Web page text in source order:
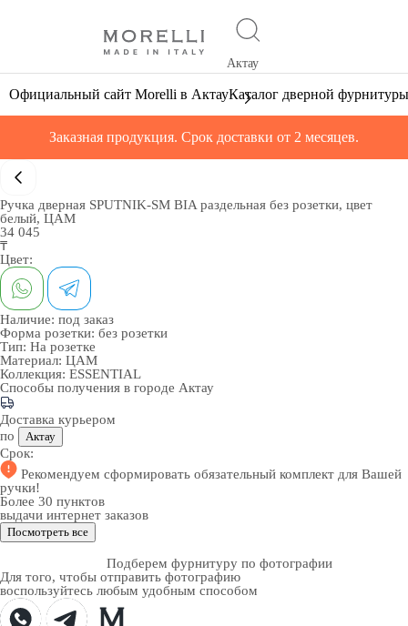
Актау
Официальный сайт Morelli в АктауКаталог дверной фурнитуры
Заказная продукция. Срок доставки от 2 месяцев.
Ручка дверная SPUTNIK-SM BIA раздельная без розетки, цвет
белый, ЦАМ
34 045
₸
Цвет:
Наличие: под заказ
Форма розетки: без розетки
Тип: На розетке
Материал: ЦАМ
Коллекция: ESSENTIAL
Способы получения в городе Актау
Доставка курьером
по
Актау
Срок:
Рекомендуем сформировать обязательный комплект для Вашей
ручки!
Более 30 пунктов
выдачи интернет заказов
Посмотреть все
Подберем фурнитуру по фотографии
Для того, чтобы отправить фотографию
воспользуйтесь любым удобным способом